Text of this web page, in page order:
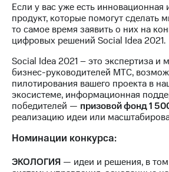
Пригласить
спикера
и акционерам
Корпоративное
управление
Корпоративный
секретарь
Раскрытие
информации
Информация
акционерам
Если у вас уже есть
продукт, которые помогут сделать
то самое время заявить о них на
цифровых решений Social Idea 2021.
Social Idea 2021 – это экспертиза и
бизнес-руководителей МТС,
пилотирования вашего проекта в
экосистеме, информационная
победителей — призовой фонд 1
реализацию идеи или
Номинации конкурса:
ЭКОЛОГИЯ — идеи и решения, в